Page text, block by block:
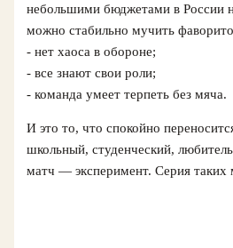
небольшими бюджетами в России
можно стабильно мучить
- нет хаоса в обороне;
- все знают свои роли;
- команда умеет терпеть без мяча.
И это то, что спокойно
школьный, студенческий,
матч — эксперимент. Серия